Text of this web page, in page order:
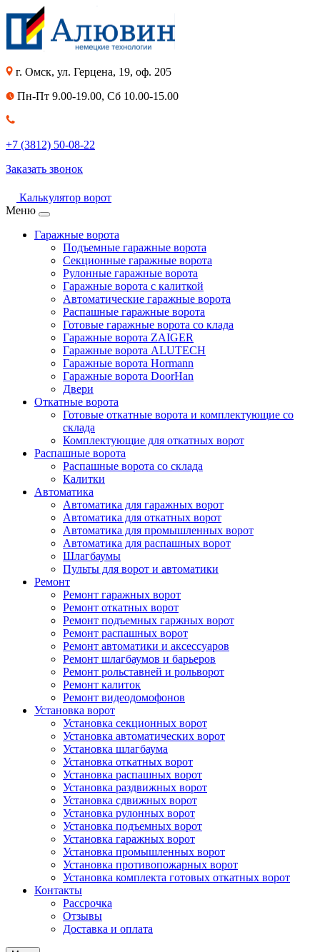
г. Омск, ул. Герцена, 19, оф. 205
Пн-Пт 9.00-19.00, Сб 10.00-15.00
+7 (3812) 50-08-22
Заказать звонок
Калькулятор ворот
Меню
Гаражные ворота
Подъемные гаражные ворота
Секционные гаражные ворота
Рулонные гаражные ворота
Гаражные ворота с калиткой
Автоматические гаражные ворота
Распашные гаражные ворота
Готовые гаражные ворота со клада
Гаражные ворота ZAIGER
Гаражные ворота ALUTECH
Гаражные ворота Hormann
Гаражные ворота DoorHan
Двери
Откатные ворота
Готовые откатные ворота и комплектующие со
склада
Комплектующие для откатных ворот
Распашные ворота
Распашные ворота со склада
Калитки
Автоматика
Автоматика для гаражных ворот
Автоматика для откатных ворот
Автоматика для промышленных ворот
Автоматика для распашных ворот
Шлагбаумы
Пульты для ворот и автоматики
Ремонт
Ремонт гаражных ворот
Ремонт откатных ворот
Ремонт подъемных гаржных ворот
Ремонт распашных ворот
Ремонт автоматики и аксессуаров
Ремонт шлагбаумов и барьеров
Ремонт рольставней и рольворот
Ремонт калиток
Ремонт видеодомофонов
Установка ворот
Установка секционных ворот
Установка автоматических ворот
Установка шлагбаума
Установка откатных ворот
Установка распашных ворот
Установка раздвижных ворот
Установка сдвижных ворот
Установка рулонных ворот
Установка подъемных ворот
Установка гаражных ворот
Установка промышленных ворот
Установка противопожарных ворот
Установка комплекта готовых откатных ворот
Контакты
Рассрочка
Отзывы
Доставка и оплата